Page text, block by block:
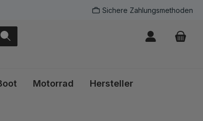
Sichere Zahlungsmethoden
Motorrad Hersteller